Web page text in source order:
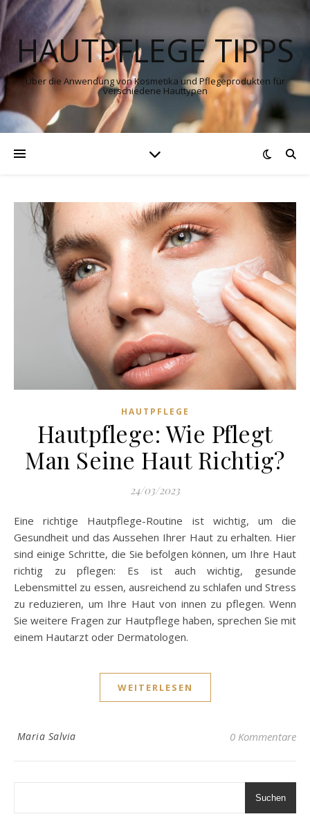
HAUTPFLEGE TIPPS
Über die Anwendung von Kosmetika und Pflegeprodukten für
verschiedene Hauttypen
HAUTPFLEGE
Hautpflege: Wie Pflegt
Man Seine Haut Richtig?
24/03/2023
Eine richtige Hautpflege-Routine ist wichtig, um die
Gesundheit und das Aussehen Ihrer Haut zu erhalten. Hier
sind einige Schritte, die Sie befolgen können, um Ihre Haut
richtig zu pflegen: Es ist auch wichtig, gesunde
Lebensmittel zu essen, ausreichend zu schlafen und Stress
zu reduzieren, um Ihre Haut von innen zu pflegen. Wenn
Sie weitere Fragen zur Hautpflege haben, sprechen Sie mit
einem Hautarzt oder Dermatologen.
WEITERLESEN
Maria Salvia 0 Kommentare
Suchen